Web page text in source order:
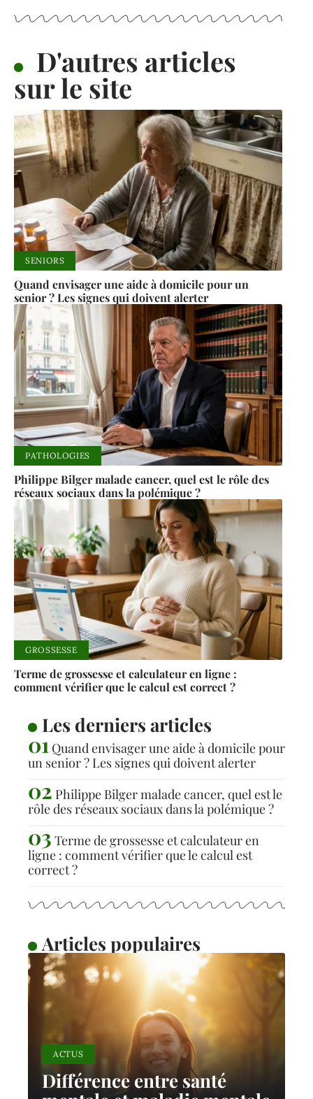
D'autres articles
sur le site
SENIORS
Quand envisager une aide à domicile pour un
senior ? Les signes qui doivent alerter
PATHOLOGIES
Philippe Bilger malade cancer, quel est le rôle des
réseaux sociaux dans la polémique ?
GROSSESSE
Terme de grossesse et calculateur en ligne :
comment vérifier que le calcul est correct ?
Les derniers articles
Quand envisager une aide à domicile pour
un senior ? Les signes qui doivent alerter
Philippe Bilger malade cancer, quel est le
rôle des réseaux sociaux dans la polémique ?
Terme de grossesse et calculateur en
ligne : comment vérifier que le calcul est
correct ?
Articles populaires
ACTUS
Différence entre santé